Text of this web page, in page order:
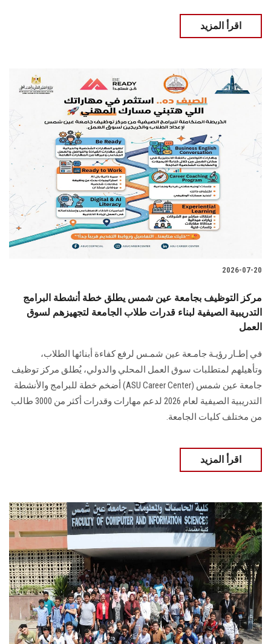
اقرأ المزيد
2026-07-20
مركز التوظيف بجامعة عين شمس يطلق خطة أنشطة البرامج
التدريبية الصيفية لبناء قدرات طلاب الجامعة لتجهيزهم لسوق
العمل
في إطـار رؤيـة جامـعة عين شمـس لرفع كفاءة أبنائها الطلاب،
وتأهيلهم لمتطلبات سوق العمل المحلي والدولي، يُطلق مركز توظيف
جامعة عين شمس (ASU Career Center) أضخم خطة للبرامج والأنشطة
التدريبية الصيفية لعام 2026 لدعم مهارات وقدرات أكثر من 3000 طالب
من مختلف كليات الجامعة.
اقرأ المزيد